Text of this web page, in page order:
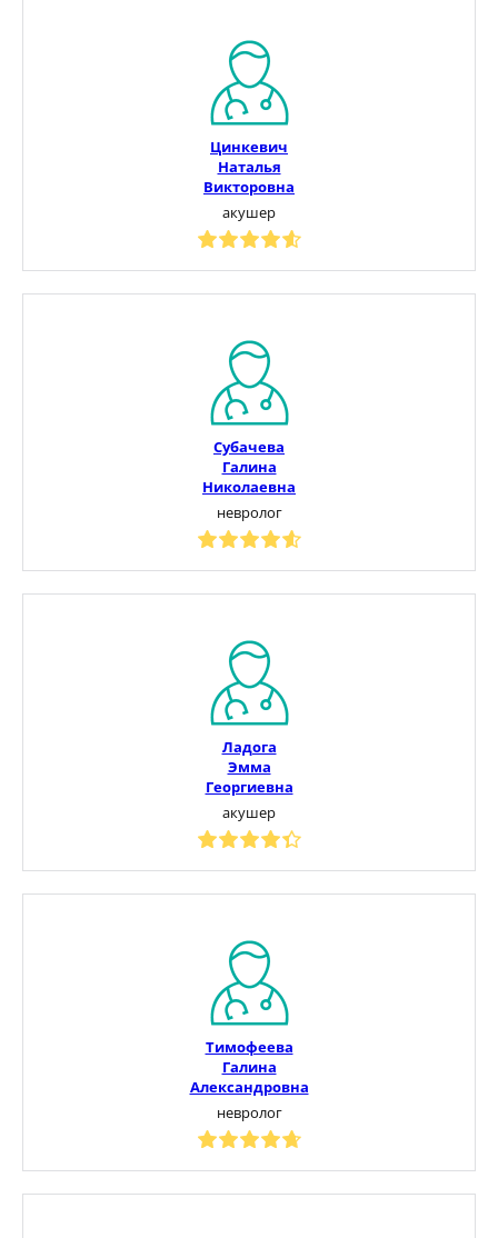
Цинкевич
Наталья
Викторовна
акушер
Субачева
Галина
Николаевна
невролог
Ладога
Эмма
Георгиевна
акушер
Тимофеева
Галина
Александровна
невролог